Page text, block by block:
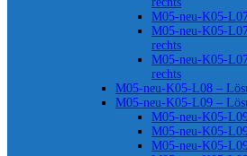
M05-neu-K05-
M05-neu-K05-
rechts
M05-neu-K05-
rechts
M05-neu-K05-L08 –
M05-neu-K05-L09 –
M05-neu-K05-
M05-neu-K05-
M05-neu-K05-